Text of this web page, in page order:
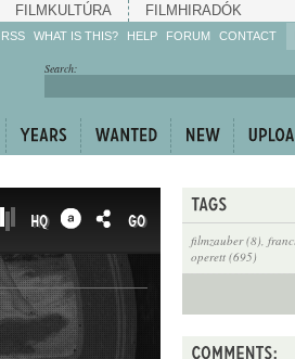
FILMKULTÚRA FILMHIRADÓK
RSS WHAT IS THIS? HELP
Enrich!
Share!
FORUM CONTACT
Search:
filmzauber (8),
operett (695)
HQ GO